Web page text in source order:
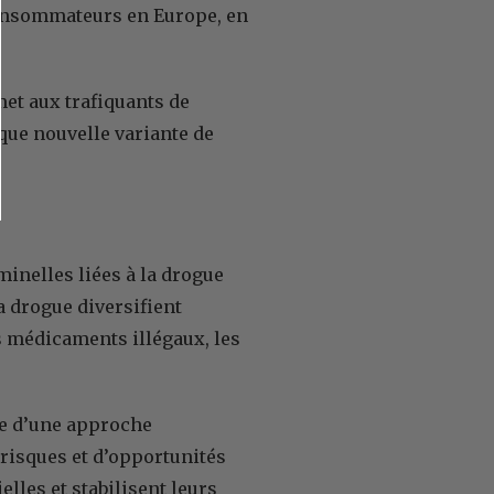
en Europe, en
aux trafiquants de
nouvelle variante de
liées à la drogue
drogue diversifient
illégaux, les
approche
et d’opportunités
et stabilisent leurs